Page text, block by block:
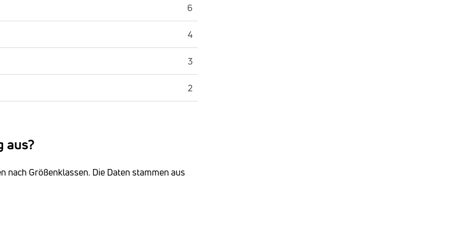
6
4
3
2
aus?
nach Größenklassen. Die Daten stammen aus